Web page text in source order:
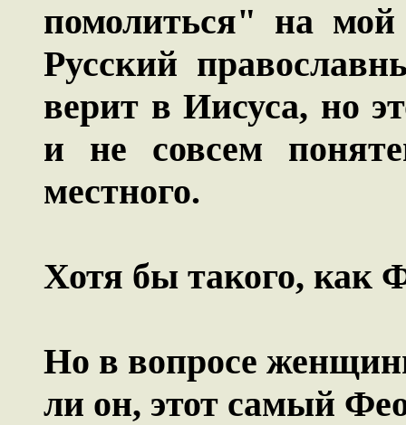
помолиться" на мой
Русский
верит в Иисуса, но
и не совсем
местного.
Хотя бы такого, как
Но в вопросе
ли он, этот самый